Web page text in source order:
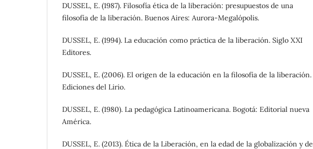
DUSSEL, E. (1987). Filosofía ética de la liberación: presupuestos de una
filosofía de la liberación. Buenos Aires: Aurora-Megalópolis.
DUSSEL, E. (1994). La educación como práctica de la liberación. Siglo XXI
Editores.
DUSSEL, E. (2006). El origen de la educación en la filosofía de la liberación.
Ediciones del Lirio.
DUSSEL, E. (1980). La pedagógica Latinoamericana. Bogotá: Editorial nueva
América.
DUSSEL, E. (2013). Ética de la Liberación, en la edad de la globalización y de